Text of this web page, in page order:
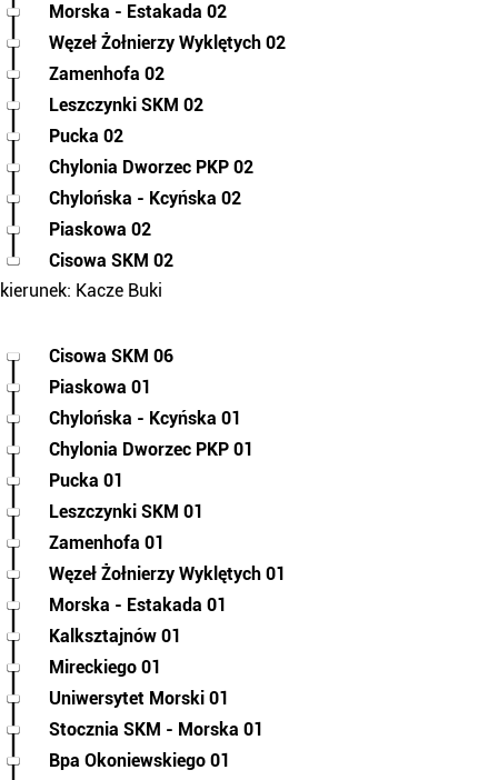
Morska - Estakada 02
Węzeł Żołnierzy Wyklętych 02
Zamenhofa 02
Leszczynki SKM 02
Pucka 02
Chylonia Dworzec PKP 02
Chylońska - Kcyńska 02
Piaskowa 02
Cisowa SKM 02
kierunek: Kacze Buki
Cisowa SKM 06
Piaskowa 01
Chylońska - Kcyńska 01
Chylonia Dworzec PKP 01
Pucka 01
Leszczynki SKM 01
Zamenhofa 01
Węzeł Żołnierzy Wyklętych 01
Morska - Estakada 01
Kalksztajnów 01
Mireckiego 01
Uniwersytet Morski 01
Stocznia SKM - Morska 01
Bpa Okoniewskiego 01